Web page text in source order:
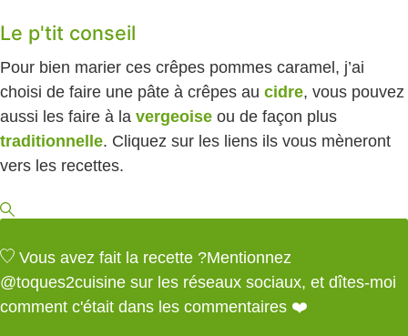
Le p'tit conseil
Pour bien marier ces crêpes pommes caramel, j’ai
choisi de faire une pâte à crêpes au cidre, vous pouvez
aussi les faire à la vergeoise ou de façon plus
traditionnelle. Cliquez sur les liens ils vous mèneront
vers les recettes.
Vous avez fait la recette ?Mentionnez
@toques2cuisine sur les réseaux sociaux, et dîtes-moi
comment c'était dans les commentaires ❤️